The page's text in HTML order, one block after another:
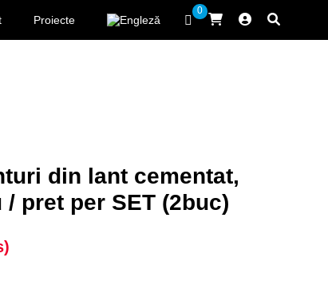
Proiecte
0
din lant cementat,
pret per SET (2buc)